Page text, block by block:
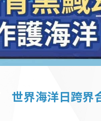
世界海洋日跨界